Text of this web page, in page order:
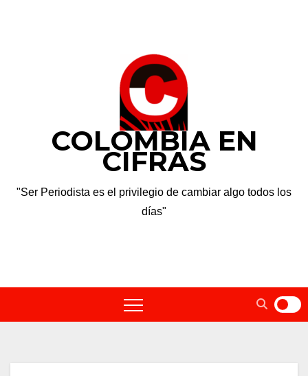
COLOMBIA EN
CIFRAS
"Ser Periodista es el privilegio de cambiar algo todos los
días"